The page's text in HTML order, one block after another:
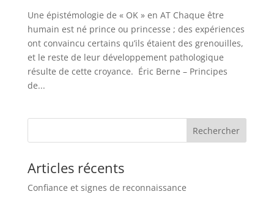
Une épistémologie de « OK » en AT Chaque être
humain est né prince ou princesse ; des expériences
ont convaincu certains qu’ils étaient des grenouilles,
et le reste de leur développement pathologique
résulte de cette croyance. Éric Berne – Principes
de...
Articles récents
Confiance et signes de reconnaissance